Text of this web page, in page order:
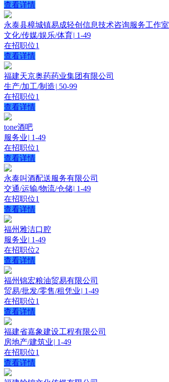
查看详情
永泰县樟城镇易成轻创信息技术咨询服务工作室
文化/传媒/娱乐/体育| 1-49
在招职位1
查看详情
福建天京奥药药业集团有限公司
生产/加工/制造| 50-99
在招职位1
查看详情
tone酒吧
服务业| 1-49
在招职位1
查看详情
永泰叫酒配送服务有限公司
交通/运输/物流/仓储| 1-49
在招职位1
查看详情
福州雅洁口腔
服务业| 1-49
在招职位2
查看详情
福州锦宏粮油贸易有限公司
贸易/批发/零售/租凭业| 1-49
在招职位1
查看详情
福建省嘉象建设工程有限公司
房地产/建筑业| 1-49
在招职位1
查看详情